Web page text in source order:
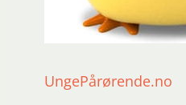
UngePårørende.no